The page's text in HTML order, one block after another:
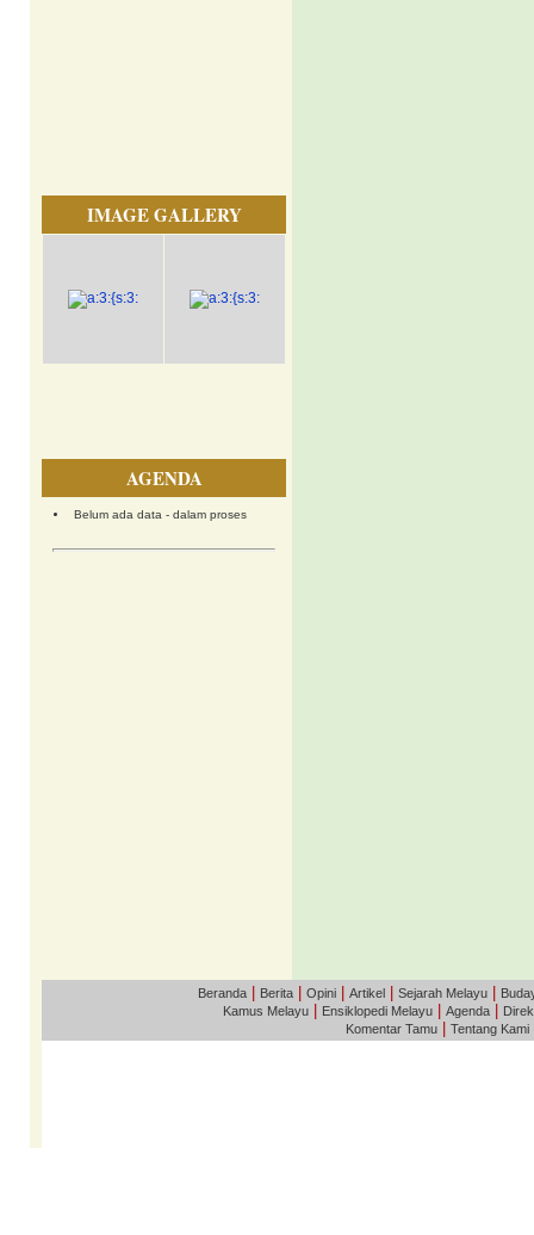
IMAGE GALLERY
AGENDA
Belum ada data - dalam proses
Beranda Berita Opini Artikel Sejarah Melayu
Kamus Melayu
Ensiklopedi Melayu Agenda
Komentar Tamu
Tentang Kami